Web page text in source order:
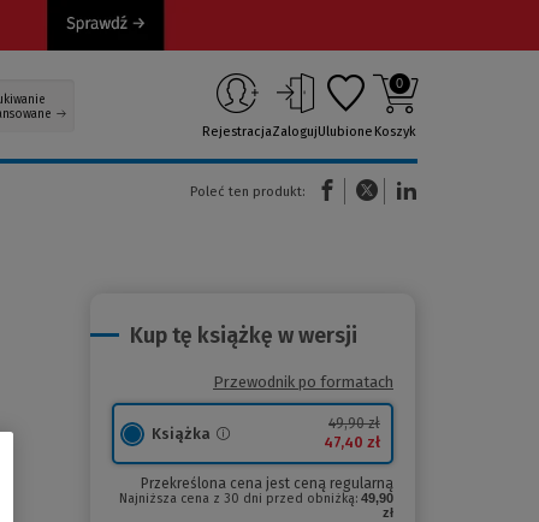
RejestracjaZalogujUlubione
0
Koszyk
Poleć ten produkt:
(Nowe okno)(Link do innej strony)
Kup tę książkę w wersji
Przewodnik po formatach
Książka
49,90 zł
47,40 zł
Przekreślona cena jest ceną regularną
Najniższa cena z 30 dni przed obniżką: 49,90
zł